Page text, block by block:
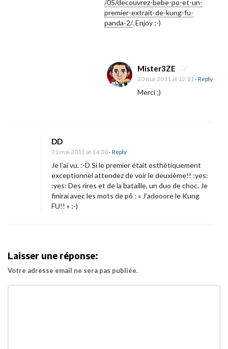
i
c
h
e
f
a
ç
a
/05/decouvrez-bebe-po-et-un-
premier-extrait-de-kung-fu-
panda-2/. Enjoy ;-)
Mister3ZE
20 mai 2011 at 12:11 - Reply
Merci ;)
DD
31 mai 2011 at 14:30- Reply
Je l’ai vu. :-D Si le premier était esthétiquement
exceptionnel attendez de voir le deuxième!! :yes:
:yes: Des rires et de la bataille, un duo de choc. Je
finirai avec les mots de pô : « J’adooore le Kung
FU!! » ;-)
Laisser une réponse:
Votre adresse email ne sera pas publiée.